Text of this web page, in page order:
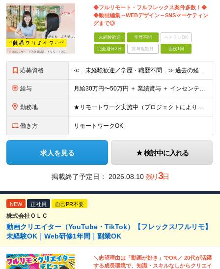
◆フルリモート・フルフレックス案件多数！◆
◆動画編集～WEBデザイン～SNSマーケティン
グまで◎
未経験歓迎 学歴不問 ベテランOK
完全週休2日 賞与複数月 面接1回
応募資格 ≪ 未経験歓迎／学歴・職歴不問 ≫ 過去の経歴は一切不問。 「いままで」よりも「これから」を 重視した採用を行っています！ ▼▼こんな想いがある方大歓迎▼▼ ・WEBデザインに興味がある！ ・自由な
給与 ⽉給30万円〜50万円 ＋ 業績賞与 ＋ インセンティブ賞与 経験者：35万円～ ※IT新人時25万円〜 ※経験・スキルを考慮の上、決定します。 ※経験者は別途優遇！ ★試⽤期間：3ヶ⽉ ★学
勤務地 ★リモートワーク実施中（プロジェクトによりフルリモートもあり） ★配属先は希望を最⼤限考慮
働き方 リモートワークOK
求人を見る 検討中に入れる
掲載終了予定日： 2026.08.10 残り3日
NEW 正社員 自己PR不要
株式会社ＯＬＣ
動画クリエイター（YouTube・TikTok）【フレックス/フルリモ】
未経験OK｜Web研修1年間｜副業OK
＼志望理由は「動画が好き」でOK／ 20代が活躍
する成長環境で、知識・スキルなしからクリエイ